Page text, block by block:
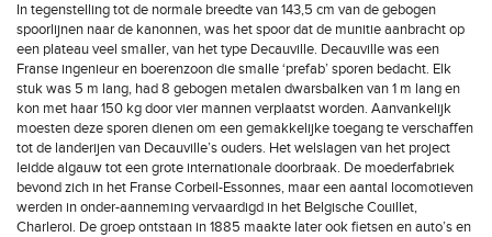
In tegenstelling tot de normale breedte van 143,5 cm van de gebogen
spoorlijnen naar de kanonnen, was het spoor dat de munitie aanbracht op
een plateau veel smaller, van het type Decauville. Decauville was een
Franse ingenieur en boerenzoon die smalle ‘prefab’ sporen bedacht. Elk
stuk was 5 m lang, had 8 gebogen metalen dwarsbalken van 1 m lang en
kon met haar 150 kg door vier mannen verplaatst worden. Aanvankelijk
moesten deze sporen dienen om een gemakkelijke toegang te verschaffen
tot de landerijen van Decauville’s ouders. Het welslagen van het project
leidde algauw tot een grote internationale doorbraak. De moederfabriek
bevond zich in het Franse Corbeil-Essonnes, maar een aantal locomotieven
werden in onder-aanneming vervaardigd in het Belgische Couillet,
Charleroi. De groep ontstaan in 1885 maakte later ook fietsen en auto’s en